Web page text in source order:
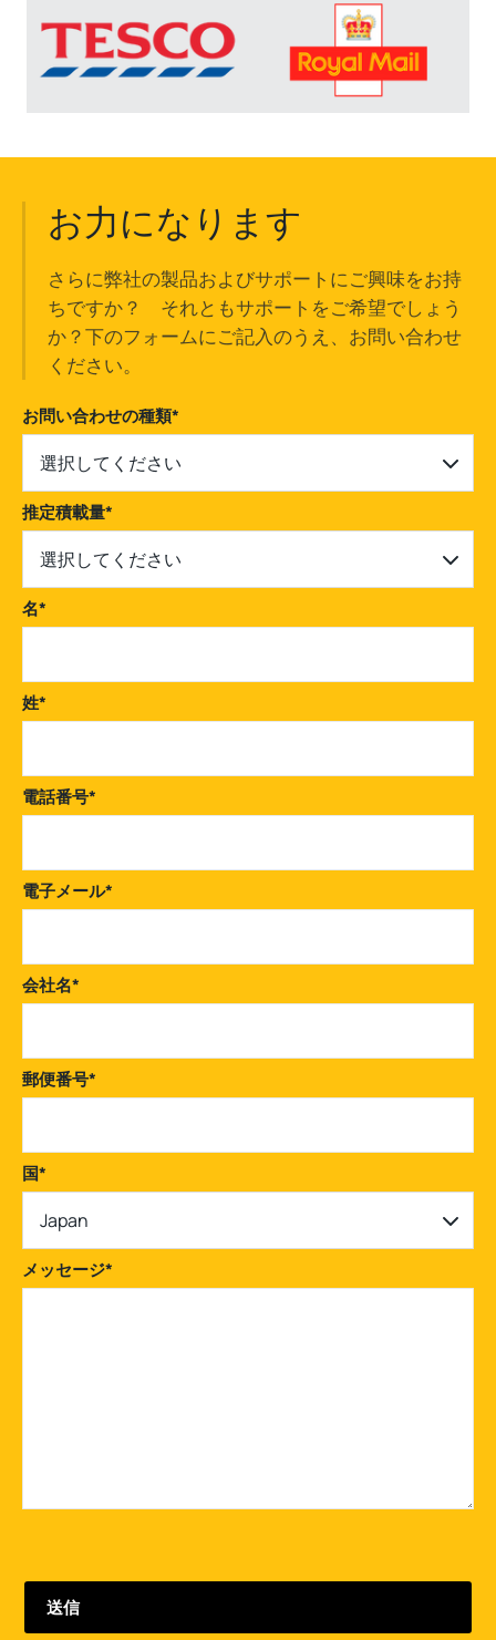
お力になります
さらに弊社の製品およびサポートにご興味をお持
ちですか？ それともサポートをご希望でしょう
か？下のフォームにご記入のうえ、お問い合わせ
ください。
お問い合わせの種類*
選択してください
推定積載量*
選択してください
名*
姓*
電話番号*
電子メール*
会社名*
郵便番号*
国*
Japan
メッセージ*